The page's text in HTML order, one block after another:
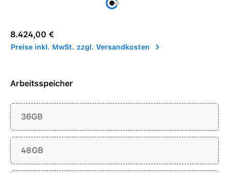
Regulärer Preis:
8.424,00 €
Preise inkl. MwSt. zzgl. Versandkosten
Arbeitsspeicher
36GB
48GB